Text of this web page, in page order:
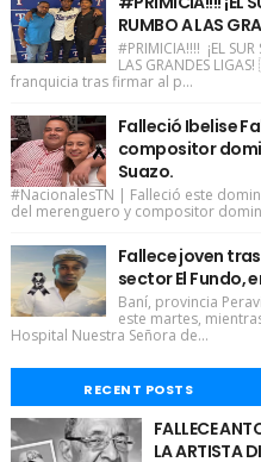
RUMBO A LAS
#PRIMICIA!!!! ¡EL
LAS GRANDES
franquicia tras firmar al p...
Falleció Ibelise
compositor
Suazo.
#NacionalesTN | Falleció este
del merenguero y compositor
Fallece joven
sector El Fundo,
Baní, provincia
este martes,
Hospital Nuestra Señora de...
RECENT POSTS
FALLECE
LA ARTISTA